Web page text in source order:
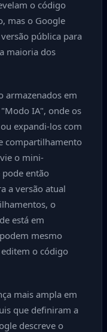
o código
mas o Google
pública para
maioria dos
armazenados em
IA", onde os
expandi-los com
compartilhamento
o mini-
então
a versão atual
o
está em
mesmo
o código
mais ampla em
que definiram a
descreve o